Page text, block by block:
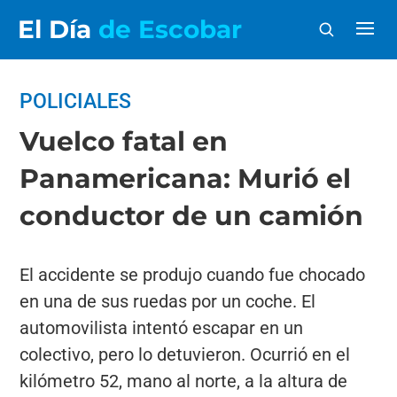
El Día de Escobar
POLICIALES
Vuelco fatal en
Panamericana: Murió el
conductor de un camión
El accidente se produjo cuando fue chocado
en una de sus ruedas por un coche. El
automovilista intentó escapar en un
colectivo, pero lo detuvieron. Ocurrió en el
kilómetro 52, mano al norte, a la altura de